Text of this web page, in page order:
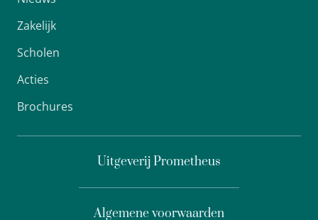
Zakelijk
Scholen
Acties
Brochures
Uitgeverij Prometheus
Algemene voorwaarden